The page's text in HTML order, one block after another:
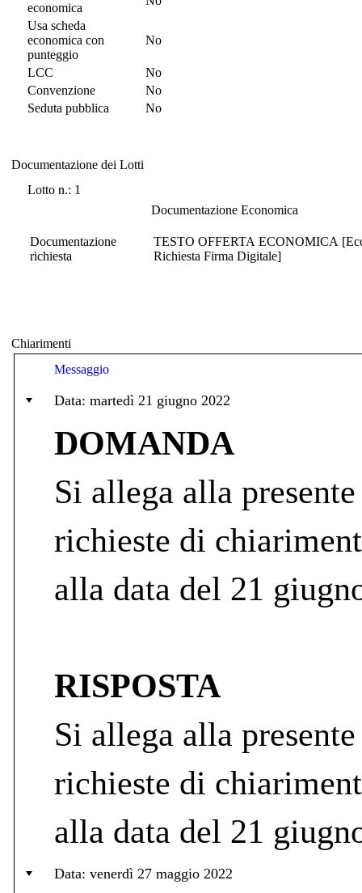
economica
Usa scheda
economica con
punteggio
No
LCC
No
Convenzione
No
Seduta pubblica
No
Documentazione dei Lotti
Lotto n.: 1
Documentazione Economica
Documentazione
richiesta
TESTO OFFERTA ECONOMICA
Richiesta Firma Digitale]
Chiarimenti
Messaggio
Data: martedì 21 giugno 2022
DOMANDA
Si allega alla
richieste di
alla data del 21
RISPOSTA
Si allega alla
richieste di
alla data del 21
Data: venerdì 27 maggio 2022